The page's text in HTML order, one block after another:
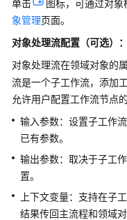
节
点
节
点
配
置
管
理
开
多
智
单击 图标，可通过对
象管理页面。
对象处理流配置（可选）：
对象处理流在领域对象的
流是一个子工作流，添加
允许用户配置工作流节点
输入参数：设置子工作
已有参数。
输出参数：取决于子工
置。
上下文变量：支持在子
结果传回主流程和领域对